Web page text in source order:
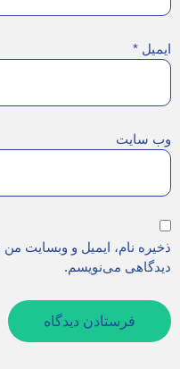
ایمیل *
وب‌ سایت
ذخیره نام، ایمیل و وبسایت من
دیدگاهی می‌نویسم.